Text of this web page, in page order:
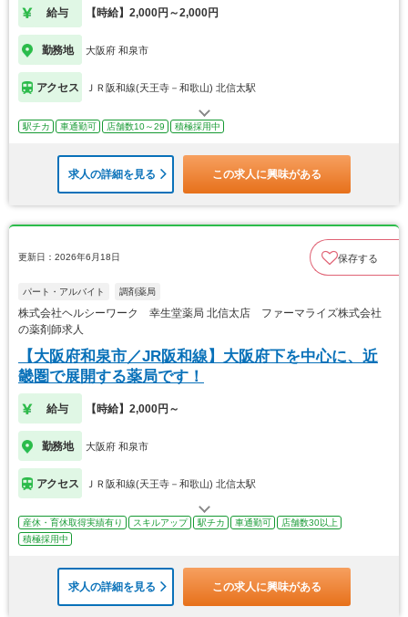
給与 【時給】2,000円～2,000円
勤務地 大阪府 和泉市
アクセス ＪＲ阪和線(天王寺－和歌山) 北信太駅
駅チカ 車通勤可 店舗数10～29 積極採用中
求人の詳細を見る この求人に興味がある
更新日：2026年6月18日 保存する
パート・アルバイト 調剤薬局
株式会社ヘルシーワーク 幸生堂薬局 北信太店 ファーマライズ株式会社
の薬剤師求人
【大阪府和泉市／JR阪和線】大阪府下を中心に、近
畿圏で展開する薬局です！
給与 【時給】2,000円～
勤務地 大阪府 和泉市
アクセス ＪＲ阪和線(天王寺－和歌山) 北信太駅
産休・育休取得実績有り スキルアップ 駅チカ 車通勤可
店舗数30以上
積極採用中
求人の詳細を見る この求人に興味がある